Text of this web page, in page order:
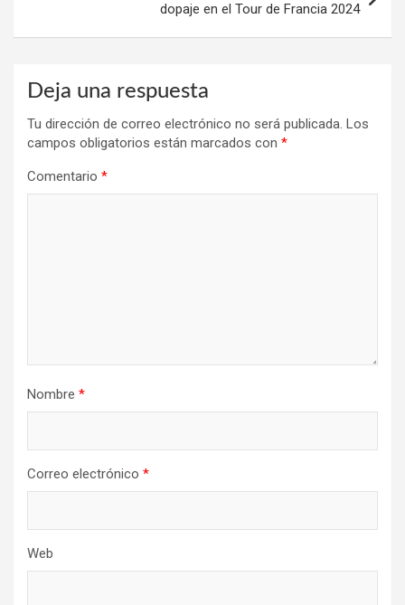
dopaje en el Tour de Francia 2024
Deja una respuesta
Tu dirección de correo electrónico no será publicada. Los
campos obligatorios están marcados con *
Comentario *
Nombre *
Correo electrónico *
Web